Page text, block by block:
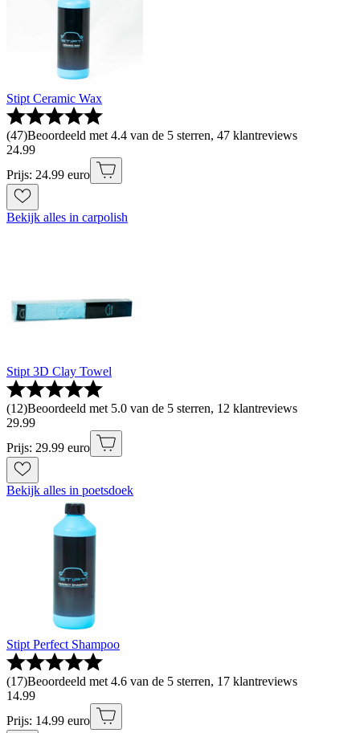
Stipt Ceramic Wax
(47)Beoordeeld met 4.4 van de 5 sterren, 47 klantreviews
24.99
Prijs: 24.99 euro
Bekijk alles in carpolish
Stipt 3D Clay Towel
(12)Beoordeeld met 5.0 van de 5 sterren, 12 klantreviews
29.99
Prijs: 29.99 euro
Bekijk alles in poetsdoek
Stipt Perfect Shampoo
(17)Beoordeeld met 4.6 van de 5 sterren, 17 klantreviews
14.99
Prijs: 14.99 euro